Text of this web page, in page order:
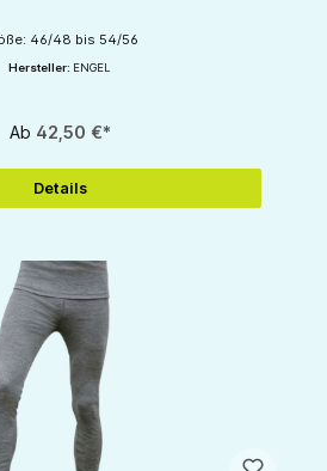
46/48 bis 54/56
Hersteller: ENGEL
Ab 42,50 €*
Details